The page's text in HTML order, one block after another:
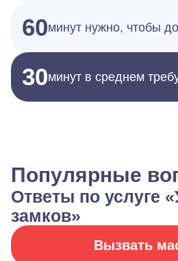
60минут нужно, чтобы
30минут в среднем
Популярные
Ответы по услуге
замков»
Вызвать